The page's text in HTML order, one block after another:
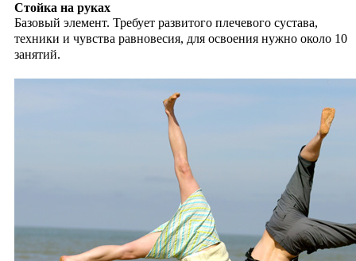
Стойка на руках
Базовый элемент. Требует развитого плечевого сустава,
техники и чувства равновесия, для освоения нужно около 10
занятий.